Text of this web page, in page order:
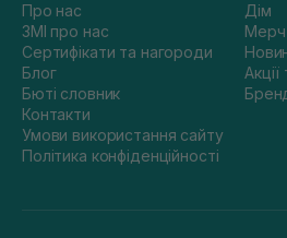
Про нас
ЗМІ про нас
Сертифікати та нагороди
Блог
Бюті словник
Контакти
Умови використання сайту
Політика конфіденційності
Дім
Мерч